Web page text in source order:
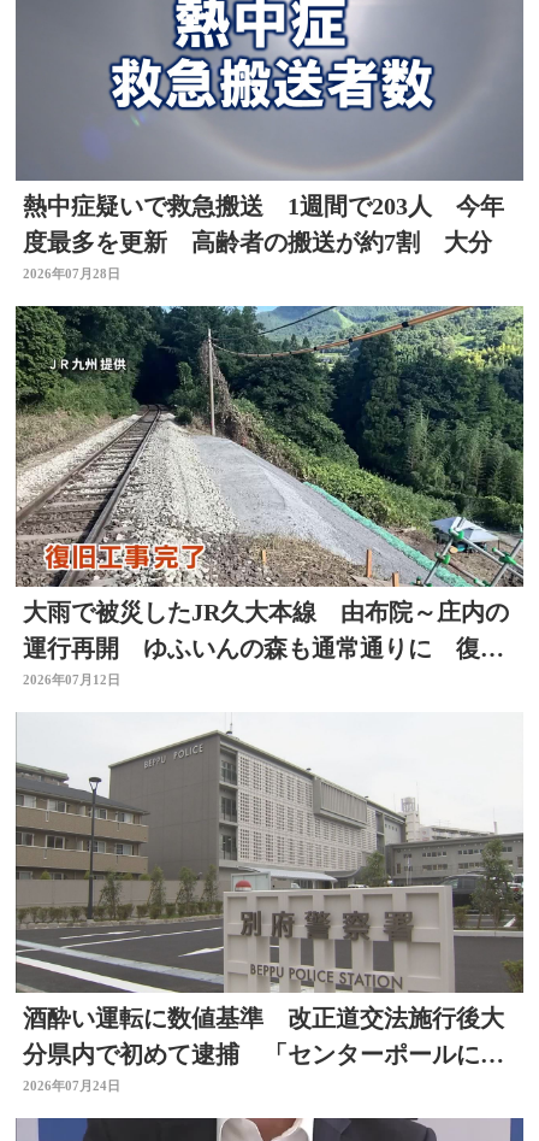
熱中症疑いで救急搬送 1週間で203人 今年
度最多を更新 高齢者の搬送が約7割 大分
2026年07月28日
大雨で被災したJR久大本線 由布院～庄内の
運行再開 ゆふいんの森も通常通りに 復旧
工事完了 大分
2026年07月12日
酒酔い運転に数値基準 改正道交法施行後大
分県内で初めて逮捕 「センターポールに接
触して去った」と通報
2026年07月24日